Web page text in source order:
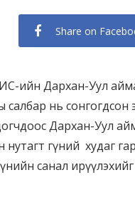
Share on
ийн Дархан-Уул
салбар нь сонгогдсон
Дархан-Уул
нутагт гүний худаг
санал